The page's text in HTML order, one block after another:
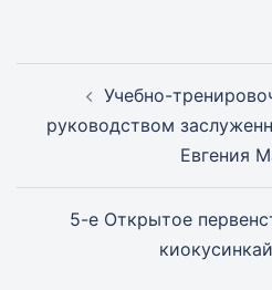
записиУчебно-
руководством
Евгения
5-е Открытое